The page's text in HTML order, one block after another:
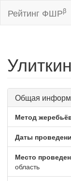
Рейтинг ФШРβ
Общая
Метод
Даты
Место
область